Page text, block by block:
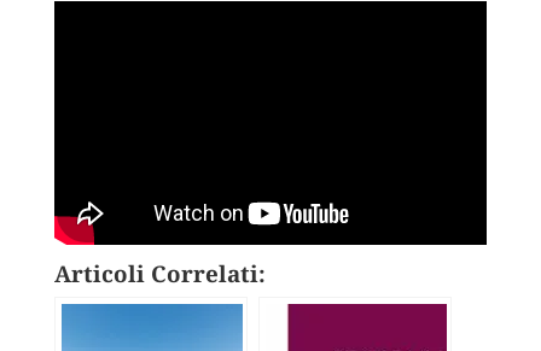
Articoli Correlati: